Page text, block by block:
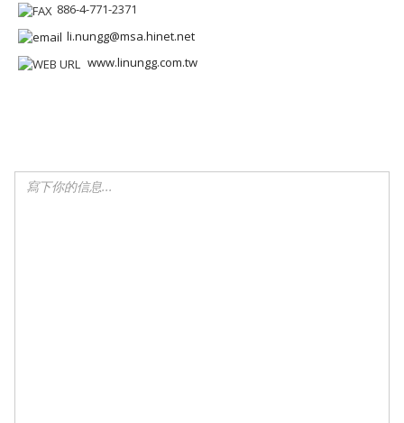
886-4-771-2371
li.nungg@msa.hinet.net
www.linungg.com.tw